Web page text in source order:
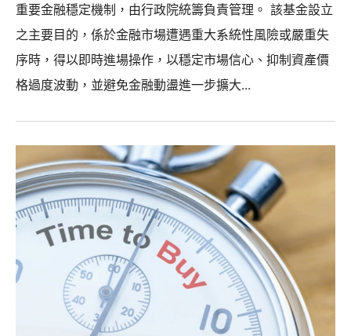
重要金融穩定機制，由行政院統籌負責管理。 該基金設立
之主要目的，係於金融市場遭遇重大系統性風險或嚴重失
序時，得以即時進場操作，以穩定市場信心、抑制資產價
格過度波動，並避免金融動盪進一步擴大...